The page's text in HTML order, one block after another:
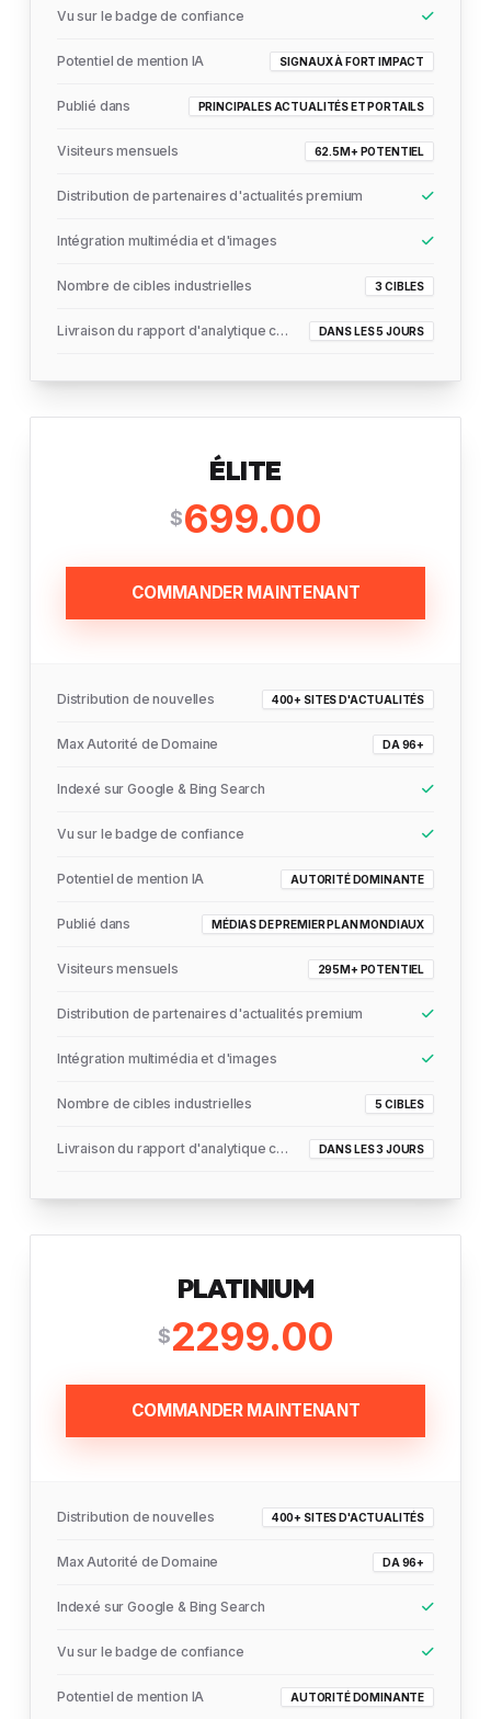
Vu sur le badge de confiance
Potentiel de mention IA SIGNAUX À FORT IMPACT
Publié dans PRINCIPALES ACTUALITÉS ET PORTAILS
Visiteurs mensuels 62.5M+ POTENTIEL
Distribution de partenaires d'actualités premium
Intégration multimédia et d'images
Nombre de cibles industrielles 3 CIBLES
Livraison du rapport d'analytique complet DANS LES 5 JOURS
ÉLITE
$699.00
COMMANDER MAINTENANT
Distribution de nouvelles 400+ SITES D'ACTUALITÉS
Max Autorité de Domaine DA 96+
Indexé sur Google & Bing Search
Vu sur le badge de confiance
Potentiel de mention IA AUTORITÉ DOMINANTE
Publié dans MÉDIAS DE PREMIER PLAN MONDIAUX
Visiteurs mensuels 295M+ POTENTIEL
Distribution de partenaires d'actualités premium
Intégration multimédia et d'images
Nombre de cibles industrielles 5 CIBLES
Livraison du rapport d'analytique complet DANS LES 3 JOURS
PLATINIUM
$2299.00
COMMANDER MAINTENANT
Distribution de nouvelles 400+ SITES D'ACTUALITÉS
Max Autorité de Domaine DA 96+
Indexé sur Google & Bing Search
Vu sur le badge de confiance
Potentiel de mention IA AUTORITÉ DOMINANTE